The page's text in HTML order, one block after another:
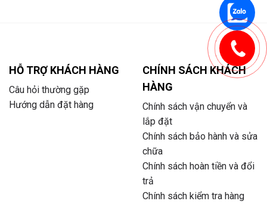
HỖ TRỢ KHÁCH HÀNG
Câu hỏi thường gặp
Hướng dẫn đặt hàng
CHÍNH SÁCH KHÁCH
HÀNG
Chính sách vận chuyển và
lắp đặt
Chính sách bảo hành và sửa
chữa
Chính sách hoàn tiền và đổi
trả
Chính sách kiểm tra hàng